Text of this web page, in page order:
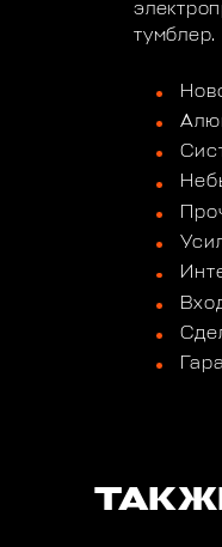
тумблер.